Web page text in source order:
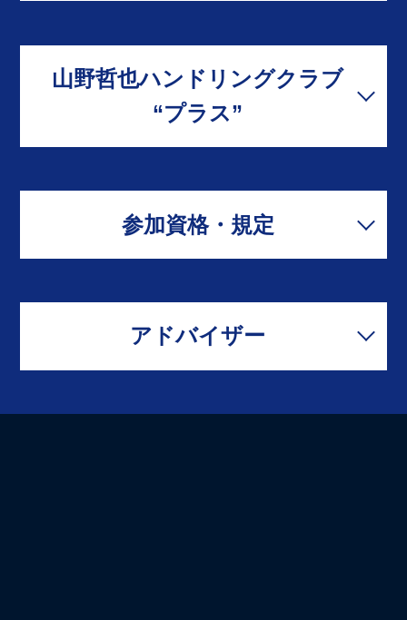
山野哲也ハンドリングクラブ
“プラス”
参加資格・規定
アドバイザー